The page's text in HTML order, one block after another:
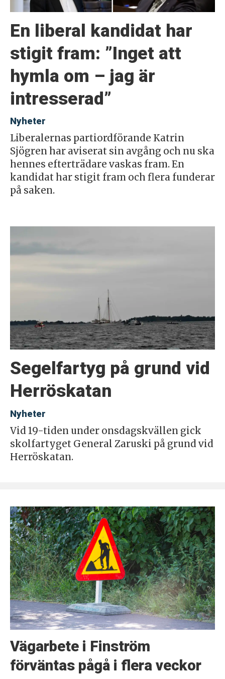
En liberal kandidat har
stigit fram: ”Inget att
hymla om – jag är
intresserad”
Nyheter
Liberalernas partiordförande Katrin
Sjögren har aviserat sin avgång och nu ska
hennes efterträdare vaskas fram. En
kandidat har stigit fram och flera funderar
på saken.
Segelfartyg på grund vid
Herröskatan
Nyheter
Vid 19-tiden under onsdagskvällen gick
skolfartyget General Zaruski på grund vid
Herröskatan.
Vägarbete i Finström
förväntas pågå i flera veckor